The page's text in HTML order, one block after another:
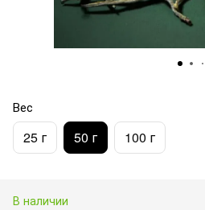
Вес
25 г 50 г 100 г
В наличии